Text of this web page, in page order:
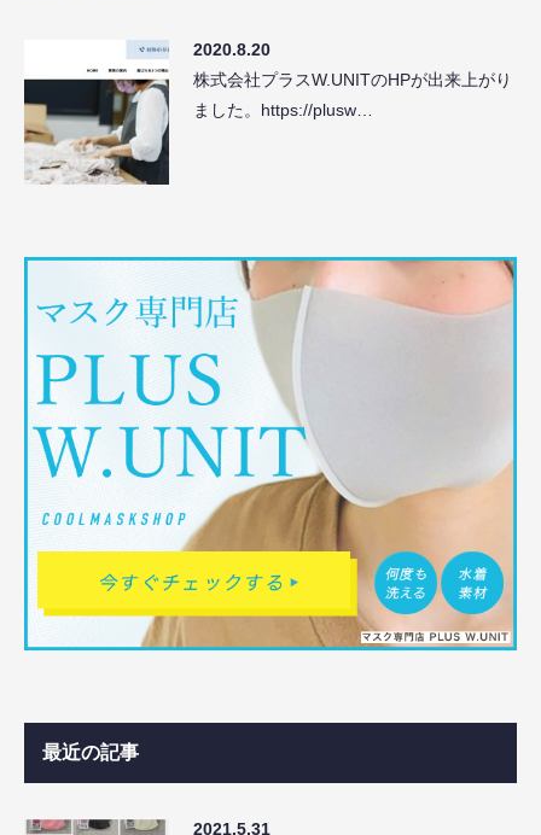
2020.8.20
株式会社プラスW.UNITのHPが出来上がり
ました。https://plusw…
最近の記事
2021.5.31